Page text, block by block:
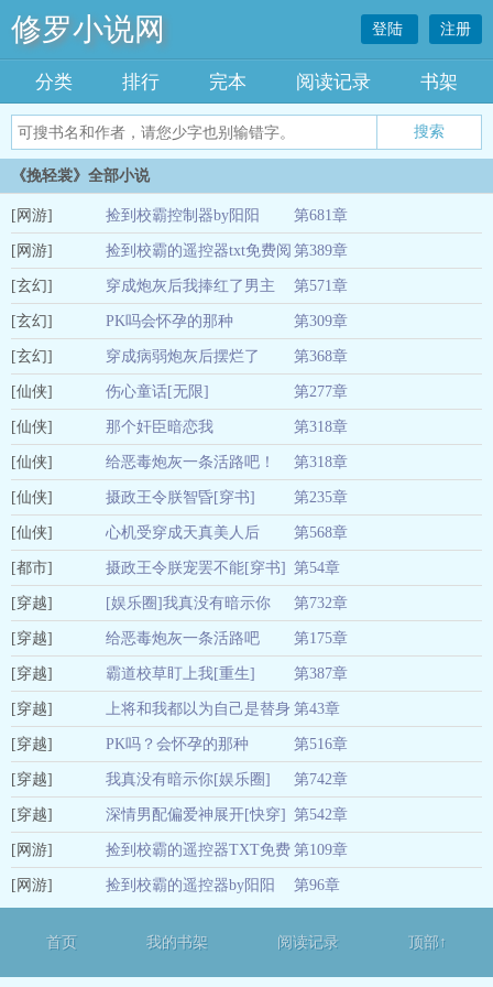
修罗小说网 登陆 注册
分类 排行 完本 阅读记录 书架
《挽轻裳》全部小说
[网游] 捡到校霸控制器by阳阳 第681章
[网游] 捡到校霸的遥控器txt免费阅
读by阳阳
第389章
[玄幻] 穿成炮灰后我捧红了男主 第571章
[玄幻] PK吗会怀孕的那种 第309章
[玄幻] 穿成病弱炮灰后摆烂了 第368章
[仙侠] 伤心童话[无限] 第277章
[仙侠] 那个奸臣暗恋我 第318章
[仙侠] 给恶毒炮灰一条活路吧！ 第318章
[仙侠] 摄政王令朕智昏[穿书] 第235章
[仙侠] 心机受穿成天真美人后 第568章
[都市] 摄政王令朕宠罢不能[穿书] 第54章
[穿越] [娱乐圈]我真没有暗示你 第732章
[穿越] 给恶毒炮灰一条活路吧 第175章
[穿越] 霸道校草盯上我[重生] 第387章
[穿越] 上将和我都以为自己是替身 第43章
[穿越] PK吗？会怀孕的那种 第516章
[穿越] 我真没有暗示你[娱乐圈] 第742章
[穿越] 深情男配偏爱神展开[快穿] 第542章
[网游] 捡到校霸的遥控器TXT免费
阅读
第109章
[网游] 捡到校霸的遥控器by阳阳 第96章
首页
我的书架 阅读记录 顶部↑